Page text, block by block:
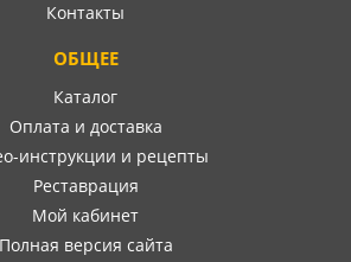
Контакты
ОБЩЕЕ
Каталог
Оплата и доставка
инструкции и рецепты
Реставрация
Мой кабинет
Полная версия сайта